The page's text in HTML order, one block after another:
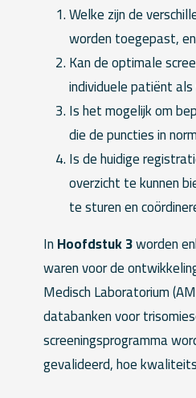
Welke zijn de
worden toegepast,
Kan de optimale
individuele patiënt
Is het mogelijk om
die de puncties in
Is de huidige
overzicht te kunnen
te sturen en
InHoofdstuk 3worden
waren voor de
Medisch Laboratorium
databanken voor
screeningsprogramma
gevalideerd, hoe